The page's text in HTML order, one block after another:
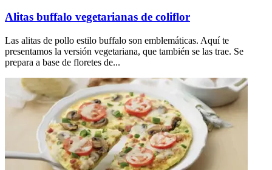
Alitas buffalo vegetarianas de coliflor
Las alitas de pollo estilo buffalo son emblemáticas. Aquí te
presentamos la versión vegetariana, que también se las trae. Se
prepara a base de floretes de...